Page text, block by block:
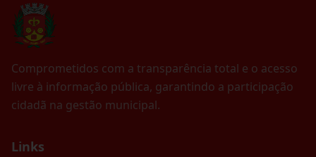
Comprometidos com a transparência total e o acesso
livre à informação pública, garantindo a participação
cidadã na gestão municipal.
Links